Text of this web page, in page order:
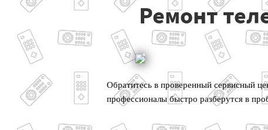
Ремонт
Обратитесь в проверенный сервисный
профессионалы быстро разберутся в